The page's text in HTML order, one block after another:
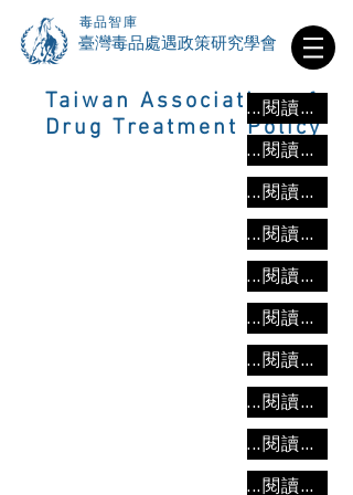
毒品智庫
​臺灣毒品處遇政策研究學會
Taiwan Association of
Drug Treatment Policy
...閱讀更多
...閱讀更多
...閱讀更多
...閱讀更多
...閱讀更多
...閱讀更多
...閱讀更多
...閱讀更多
...閱讀更多
...閱讀更多